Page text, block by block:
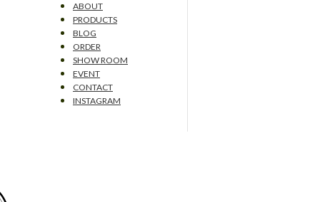
ABOUT
PRODUCTS
BLOG
ORDER
SHOW ROOM
EVENT
CONTACT
INSTAGRAM